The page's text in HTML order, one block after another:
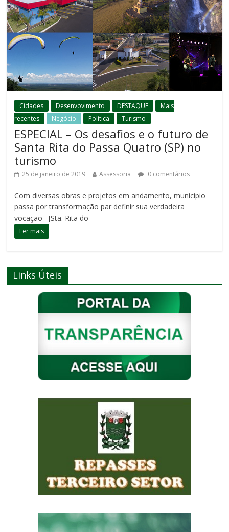
Cidades Desenvovimento DESTAQUE
Mais
recentes
Negócio Politica Turismo
ESPECIAL – Os desafios e o futuro de
Santa Rita do Passa Quatro (SP) no
turismo
25 de janeiro de 2019 Assessoria 0 comentários
Com diversas obras e projetos em andamento, município
passa por transformação par definir sua verdadeira
vocação [Sta. Rita do
Ler mais
Links Úteis